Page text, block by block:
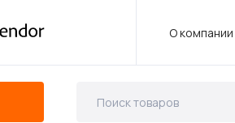
О компании